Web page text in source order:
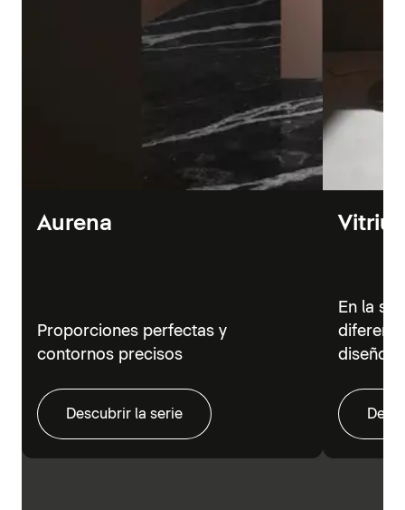
Aurena
Proporciones perfectas y
contornos precisos
Descubrir la serie
En la
diseño